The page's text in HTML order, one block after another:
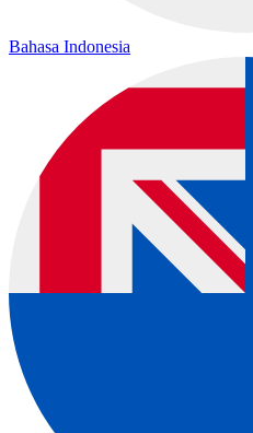
Bahasa Indonesia